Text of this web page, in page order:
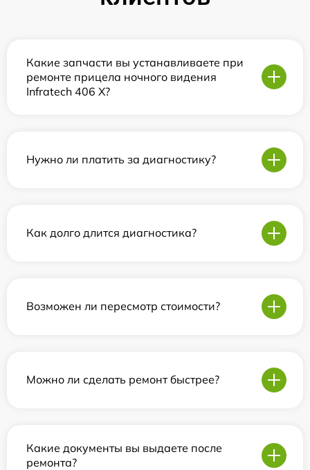
Какие запчасти вы устанавливаете при
ремонте прицела ночного видения
Infratech 406 Х?
Нужно ли платить за диагностику?
Как долго длится диагностика?
Возможен ли пересмотр стоимости?
Можно ли сделать ремонт быстрее?
Какие документы вы выдаете после
ремонта?